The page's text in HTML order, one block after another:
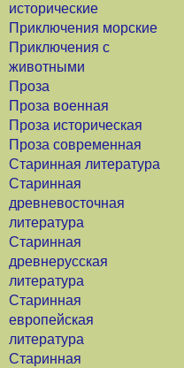
исторические
Приключения морские
Приключения с
животными
Проза
Проза военная
Проза историческая
Проза современная
Старинная литература
Старинная
древневосточная
литература
Старинная
древнерусская
литература
Старинная
европейская
литература
Старинная